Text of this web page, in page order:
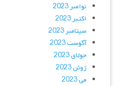
نوامبر 2023
اکتبر 2023
سپتامبر 2023
آگوست 2023
جولای 2023
ژوئن 2023
می 2023